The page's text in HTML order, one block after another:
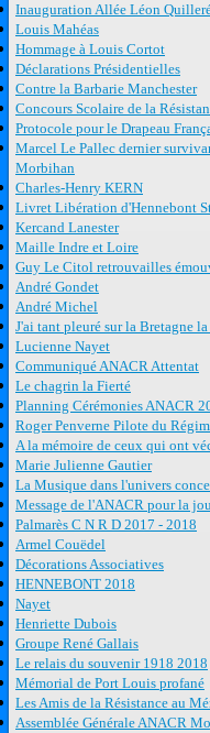
Inauguration Allée Léon
Louis Mahéas
Hommage à Louis Cortot
Déclarations Présidentielles
Contre la Barbarie Manchester
Concours Scolaire de la
Protocole pour le Drapeau
Marcel Le Pallec dernier
Morbihan
Charles-Henry KERN
Livret Libération d'Hennebont
Kercand Lanester
Maille Indre et Loire
Guy Le Citol retrouvailles
André Gondet
André Michel
J'ai tant pleuré sur la Bretagne
Lucienne Nayet
Communiqué ANACR Attentat
Le chagrin la Fierté
Planning Cérémonies ANACR
Roger Penverne Pilote du
A la mémoire de ceux qui ont
Marie Julienne Gautier
La Musique dans l'univers
Message de l'ANACR pour la
Palmarès C N R D 2017 - 2018
Armel Couëdel
Décorations Associatives
HENNEBONT 2018
Nayet
Henriette Dubois
Groupe René Gallais
Le relais du souvenir 1918 2018
Mémorial de Port Louis profané
Les Amis de la Résistance au
Assemblée Générale ANACR